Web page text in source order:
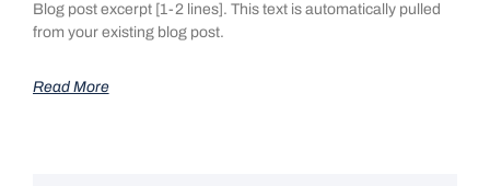
Blog post excerpt [1-2 lines]. This text is automatically pulled
from your existing blog post.
Read More